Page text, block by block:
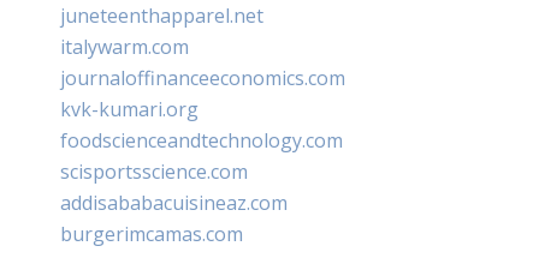
juneteenthapparel.net
italywarm.com
journaloffinanceeconomics.com
kvk-kumari.org
foodscienceandtechnology.com
scisportsscience.com
addisababacuisineaz.com
burgerimcamas.com